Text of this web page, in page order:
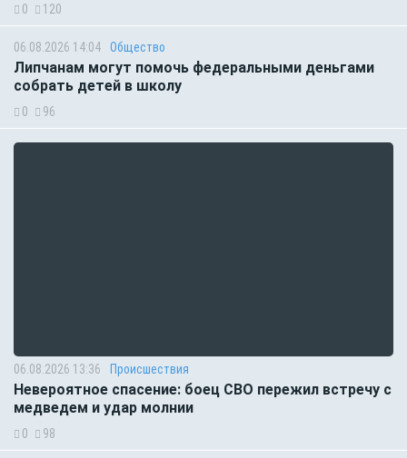
0 120
06.08.2026 14:04 Общество
Липчанам могут помочь федеральными деньгами
собрать детей в школу
0 96
06.08.2026 13:36 Происшествия
Невероятное спасение: боец СВО пережил встречу с
медведем и удар молнии
0 98